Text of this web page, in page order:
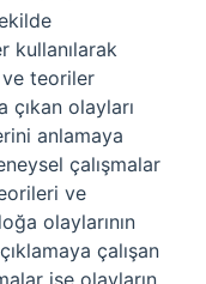
kullanılarak
teoriler
olayları
anlamaya
çalışmalar
ve
olaylarının
çalışan
ise olayların